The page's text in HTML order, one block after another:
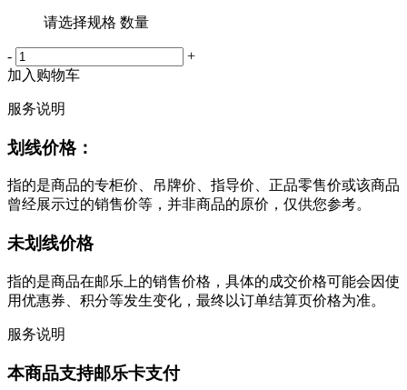
请选择规格 数量
-
+
加入购物车
服务说明
划线价格：
指的是商品的专柜价、吊牌价、指导价、正品零售价或该商品
曾经展示过的销售价等，并非商品的原价，仅供您参考。
未划线价格
指的是商品在邮乐上的销售价格，具体的成交价格可能会因使
用优惠券、积分等发生变化，最终以订单结算页价格为准。
服务说明
本商品支持邮乐卡支付